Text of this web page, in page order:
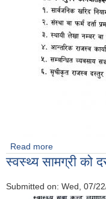
Read more
स्वस्थ्य सामग्री को
Submitted on: Wed, 07/